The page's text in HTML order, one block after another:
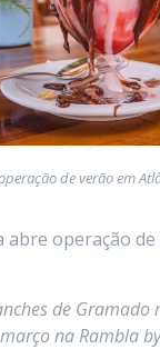
de verão em
abre operação
de
na Rambla